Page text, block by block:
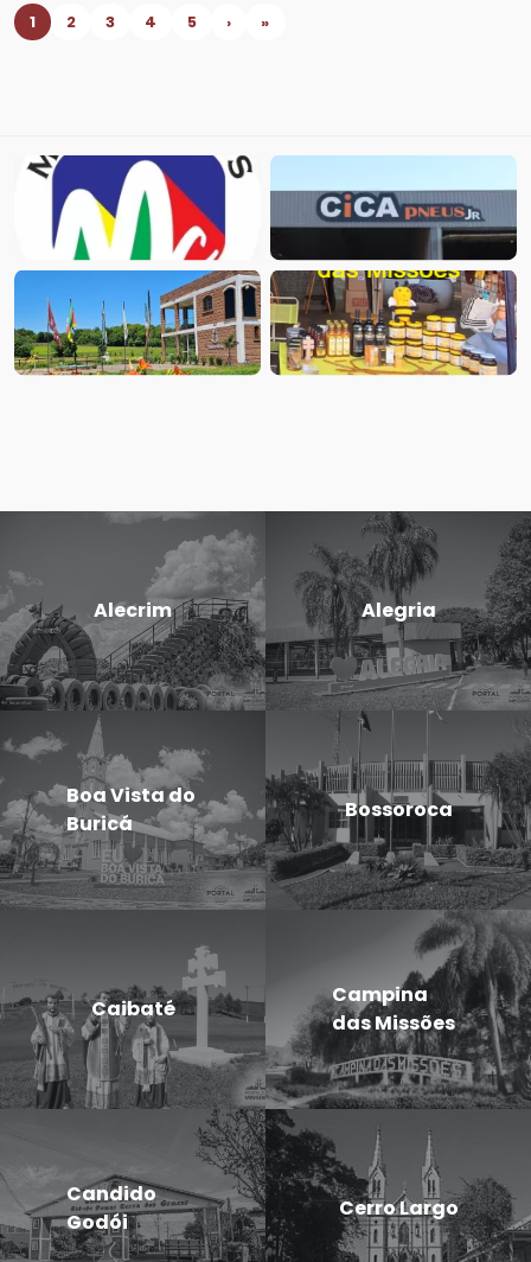
1 2 3 4 5 › »
Alecrim Alegria
Boa Vista do
Buricá
Bossoroca
Caibaté
Campina
das Missões
Candido
Godói
Cerro Largo